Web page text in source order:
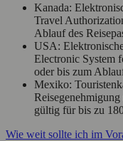
Kanada:
Travel
Ablauf des
USA:
Electronic System
oder bis zum
Mexiko:
gültig für bis zu
Wie weit sollte ich im